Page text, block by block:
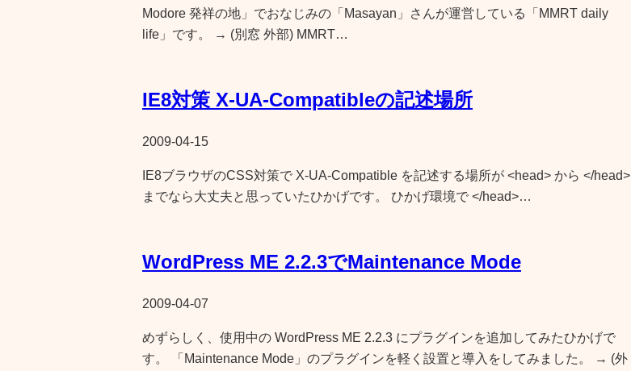
Modore 発祥の地」でおなじみの「Masayan」さんが運営している「MMRT daily
life」です。 → (別窓 外部) MMRT…
IE8対策 X-UA-Compatibleの記述場所
2009-04-15
IE8ブラウザのCSS対策で X-UA-Compatible を記述する場所が <head> から </head>
までなら大丈夫と思っていたひかげです。 ひかげ環境で </head>…
WordPress ME 2.2.3でMaintenance Mode
2009-04-07
めずらしく、使用中の WordPress ME 2.2.3 にプラグインを追加してみたひかげで
す。 「Maintenance Mode」のプラグインを軽く設置と導入をしてみました。 → (外